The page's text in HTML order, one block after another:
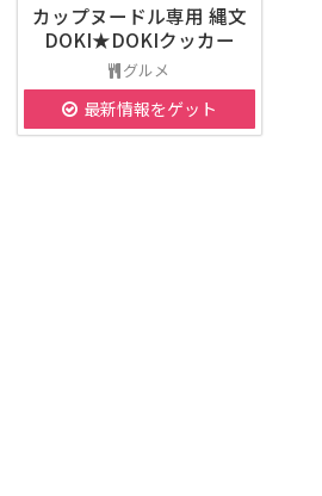
カップヌードル専用 縄文
DOKI★DOKIクッカー
グルメ
最新情報をゲット